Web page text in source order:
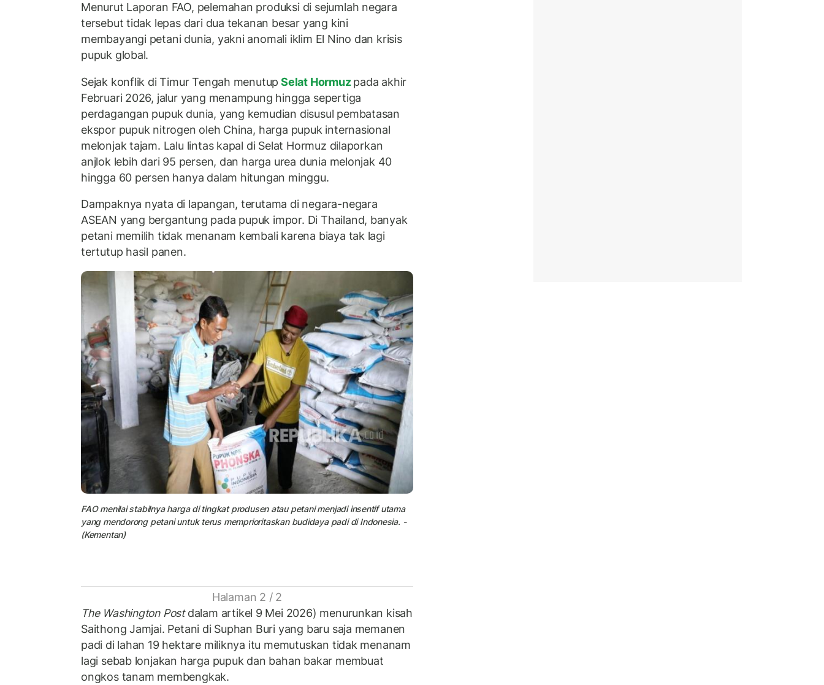
Menurut Laporan FAO, pelemahan produksi di sejumlah negara
tersebut tidak lepas dari dua tekanan besar yang kini
membayangi petani dunia, yakni anomali iklim El Nino dan krisis
pupuk global.
Sejak konflik di Timur Tengah menutup Selat Hormuzpada akhir
Februari 2026, jalur yang menampung hingga sepertiga
perdagangan pupuk dunia, yang kemudian disusul pembatasan
ekspor pupuk nitrogen oleh China, harga pupuk internasional
melonjak tajam. Lalu lintas kapal di Selat Hormuz dilaporkan
anjlok lebih dari 95 persen, dan harga urea dunia melonjak 40
hingga 60 persen hanya dalam hitungan minggu.
Dampaknya nyata di lapangan, terutama di negara-negara
ASEAN yang bergantung pada pupuk impor. Di Thailand, banyak
petani memilih tidak menanam kembali karena biaya tak lagi
tertutup hasil panen.
FAO menilai stabilnya harga di tingkat produsen atau petani menjadi insentif utama
yang mendorong petani untuk terus memprioritaskan budidaya padi di Indonesia. -
(Kementan)
Halaman 2 / 2
The Washington Postdalam artikel 9 Mei 2026) menurunkan kisah
Saithong Jamjai. Petani di Suphan Buri yang baru saja memanen
padi di lahan 19 hektare miliknya itu memutuskan tidak menanam
lagi sebab lonjakan harga pupuk dan bahan bakar membuat
ongkos tanam membengkak.